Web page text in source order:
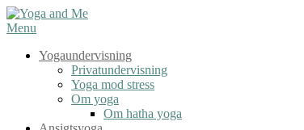
Spring
til
Menu
Yogaundervisning
Privatundervisning
Yoga mod stress
Om yoga
Om hatha yoga